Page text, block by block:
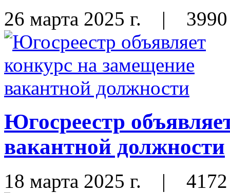
26 марта 2025 г. | 3990
Югосреестр
вакантной должности
18 марта 2025 г. | 4172